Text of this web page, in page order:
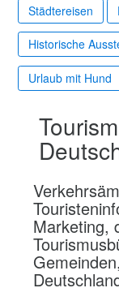
Städtereisen
Historische
Urlaub mit Hund
Marketing,